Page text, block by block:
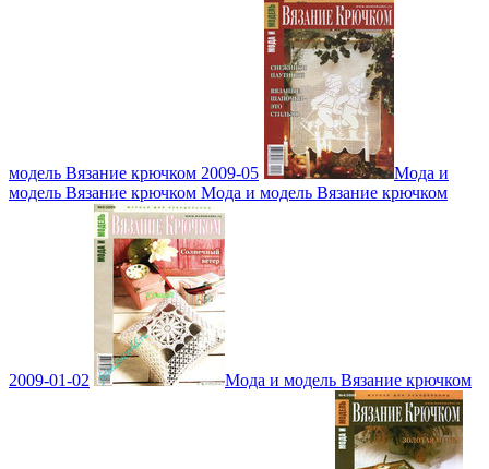
модель Вязание крючком 2009-05
Мода и
модель Вязание крючком Мода и модель Вязание крючком
2009-01-02 Мода и модель Вязание крючком